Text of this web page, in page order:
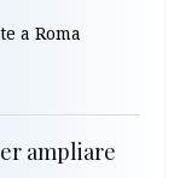
a Roma
ampliare